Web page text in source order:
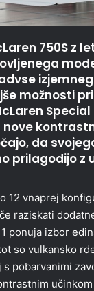
750S z
možnosti
nove
da
prilagodijo z
12 vnaprej
raziskati
ponuja izbor
so vulkansko
s pobarvanimi